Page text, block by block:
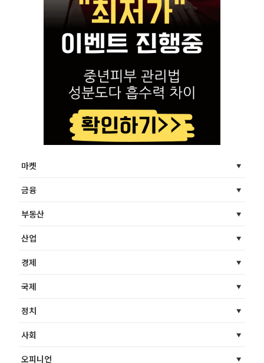
마켓
금융
부동산
산업
경제
국제
정치
사회
오피니언